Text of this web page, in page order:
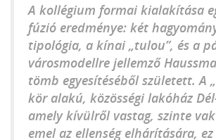
A kollégium formai kialakítása
fúzió eredménye: két
tipológia, a kínai „tulou”, és a
városmodellre jellemző
tömb egyesítéséből született. A
kör alakú, közösségi lakóház
amely kívülről vastag, szinte
emel az ellenség elhárítására,